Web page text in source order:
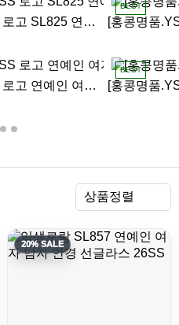
[홍콩명품.YSL] 입생로랑 25SS 로고 SL825 연예인 여자 남자 안경 선글라스 (6컬러), SG812, JX, 홍콩명품쇼핑몰,해외직구,구매대행
BEST
[홍콩명품.YSL] 입생로랑 25SS 로고 연예인 여자 남자 선글라스 (8컬러), SG653, MI, 홍콩명품쇼핑몰,무브타임,사이트,쇼핑몰,해외직구,구매대행
BEST
상품정렬
20% SALE